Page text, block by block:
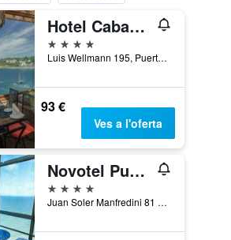
Hotel Cabaña del Lago
4 estrelles
Luis Wellmann 195, Puerto Varas, Xile
93 €
Ves a l'oferta
Novotel Puerto Montt
4 estrelles
Juan Soler Manfredini 81 Los Lagos, Puerto Montt, Xile